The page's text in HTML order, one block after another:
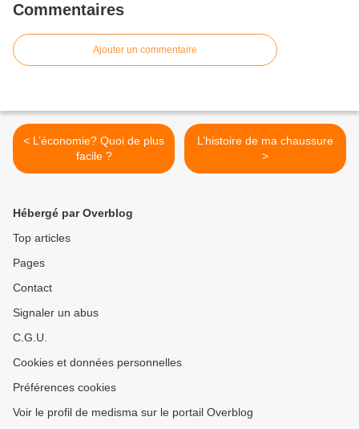
Commentaires
Ajouter un commentaire
< L’économie? Quoi de plus
facile ?
L’histoire de ma chaussure
>
Hébergé par Overblog
Top articles
Pages
Contact
Signaler un abus
C.G.U.
Cookies et données personnelles
Préférences cookies
Voir le profil de medisma sur le portail Overblog